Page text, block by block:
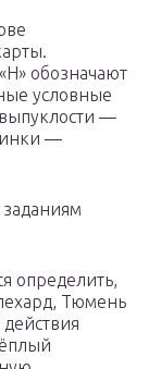
обозначают
условные
—
—
определить,
Тюмень